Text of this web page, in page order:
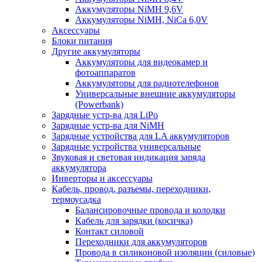
Аккумуляторы NiMH 9,6V
Аккумуляторы NiMH, NiCa 6,0V
Аксессуары
Блоки питания
Другие аккумуляторы
Аккумуляторы для видеокамер и
фотоаппаратов
Аккумуляторы для радиотелефонов
Универсальные внешние аккумуляторы
(Powerbank)
Зарядные устр-ва для LiPo
Зарядные устр-ва для NiMH
Зарядные устройства для LA аккумуляторов
Зарядные устройства универсальные
Звуковая и световая индикация заряда
аккумулятора
Инверторы и аксессуары
Кабель, провод, разъемы, переходники,
термоусадка
Балансировочные провода и колодки
Кабель для зарядки (косичка)
Контакт силовой
Переходники для аккумуляторов
Провода в силиконовой изоляции (силовые)